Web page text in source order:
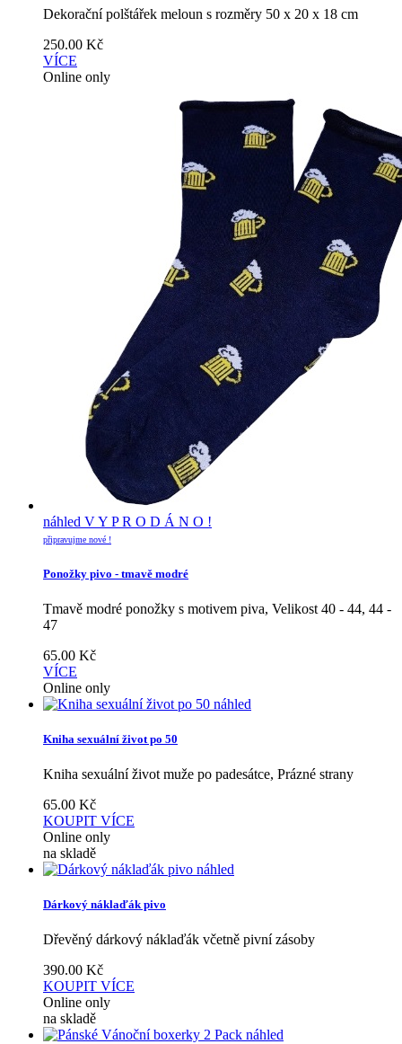
Dekorační polštářek meloun s rozměry 50 x 20 x 18 cm
250.00 Kč
VÍCE
Online only
náhled V Y P R O D Á N O !
připravujme nové !
Ponožky pivo - tmavě modré
Tmavě modré ponožky s motivem piva, Velikost 40 - 44, 44 -
47
65.00 Kč
VÍCE
Online only
náhled
Kniha sexuální život po 50
Kniha sexuální život muže po padesátce, Prázné strany
65.00 Kč
KOUPIT VÍCE
Online only
na skladě
náhled
Dárkový náklaďák pivo
Dřevěný dárkový náklaďák včetně pivní zásoby
390.00 Kč
KOUPIT VÍCE
Online only
na skladě
náhled